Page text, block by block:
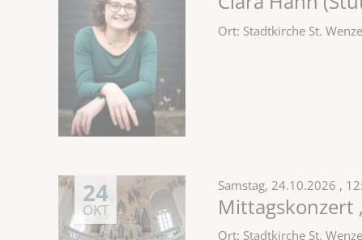
Ort: Stadtkirche St.
24
OKT
Samstag, 24.10.2026 ,
Mittagskonzert
Ort: Stadtkirche St.